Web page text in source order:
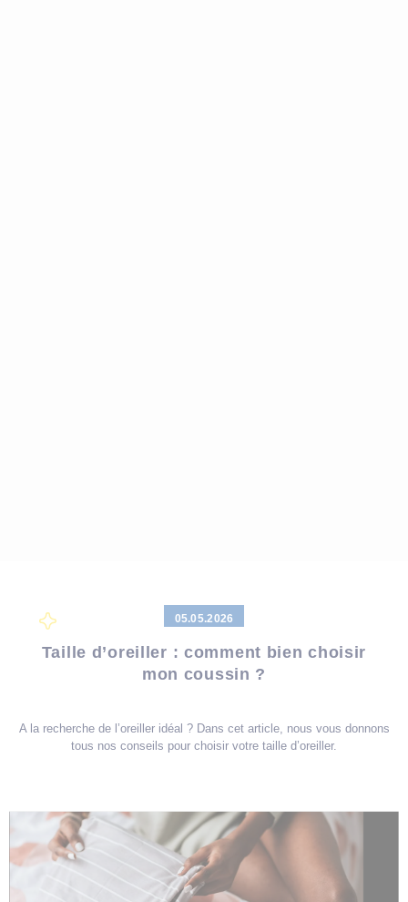
05.05.2026
Taille d’oreiller : comment bien choisir
mon coussin ?
A la recherche de l’oreiller idéal ? Dans cet article, nous vous donnons
tous nos conseils pour choisir votre taille d’oreiller.